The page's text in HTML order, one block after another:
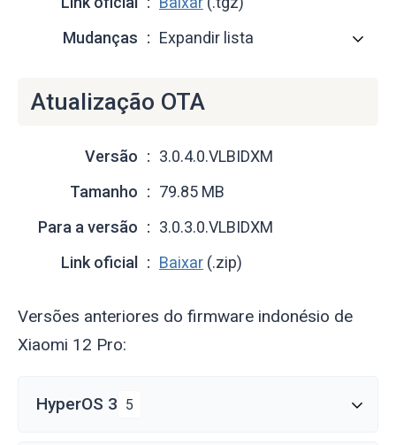
Mudanças
Expandir lista
Atualização OTA
Versão
3.0.4.0.VLBIDXM
Tamanho
79.85 MB
Para a versão
3.0.3.0.VLBIDXM
Link oficial
Baixar (.zip)
Versões anteriores do firmware indonésio de
Xiaomi 12 Pro:
HyperOS 3 5